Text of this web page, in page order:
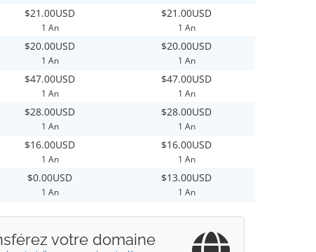
$21.00USD
1 An
$21.00USD
1 An
$20.00USD
1 An
$20.00USD
1 An
$47.00USD
1 An
$47.00USD
1 An
$28.00USD
1 An
$28.00USD
1 An
$16.00USD
1 An
$16.00USD
1 An
$0.00USD
1 An
$13.00USD
1 An
votre domaine